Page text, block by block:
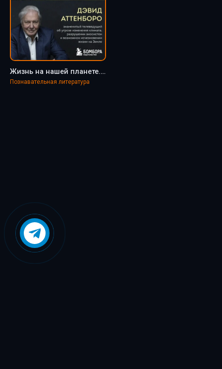
Жизнь на нашей планете. Мое предупреждение миру на грани катастрофы - Дэвид Аттенборо
Познавательная литература